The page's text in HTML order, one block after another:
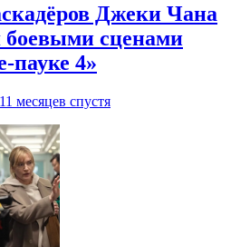
Джеки Чана
боевыми сценами
пауке 4»
11 месяцев спустя